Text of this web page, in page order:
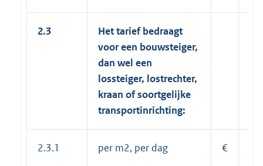
2.3
Het tarief bedraagt
voor een bouwsteiger,
dan wel een
lossteiger, lostrechter,
kraan of soortgelijke
transportinrichting:
2.3.1 per m2, per dag €